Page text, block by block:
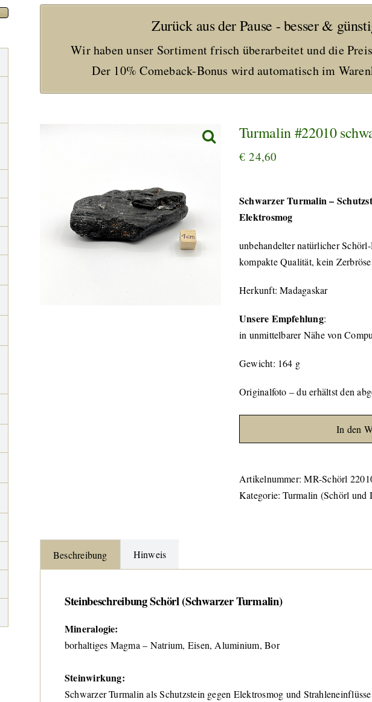
Zurück aus der Pause - besser &
Wir haben unser Sortiment frisch überarbeitet und die
Der 10% Comeback-Bonus wird automatisch im
Turmalin #22010
€ 24,60
Schwarzer Turmalin –
Elektrosmog
unbehandelter natürlicher
kompakte Qualität, kein
Herkunft: Madagaskar
Unsere Empfehlung:
in unmittelbarer Nähe von
Gewicht: 164 g
Originalfoto – du erhältst den
In den
Artikelnummer:MR-Schörl
Kategorie:Turmalin (Schörl und
Beschreibung Hinweis
Steinbeschreibung Schörl (Schwarzer Turmalin)
Mineralogie:
borhaltiges Magma – Natrium, Eisen, Aluminium, Bor
Steinwirkung:
Schwarzer Turmalin als Schutzstein gegen Elektrosmog und